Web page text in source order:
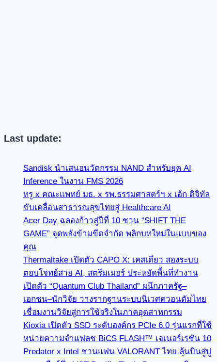
Last update:
Sandisk นำเสนอนวัตกรรม NAND สำหรับยุค AI
Inference ในงาน FMS 2026
ทรู x คณะแพทย์ มธ. x รพ.ธรรมศาสตร์ฯ x เอ้ก ดิจิทัล
ขับเคลื่อนสาธารณสุขไทยสู่ Healthcare AI
Acer Day ฉลองก้าวสู่ปีที่ 10 ชวน “SHIFT THE
GAME” จุดพลังข้ามขีดจำกัด พลิกบทใหม่ในแบบของ
คุณ
Thermaltake เปิดตัว CAPO X: เคสเดียว สองระบบ
ตอบโจทย์สาย AI, สตรีมเมอร์ ประหยัดพื้นที่ทำงาน
เปิดตัว “Quantum Club Thailand” ผนึกภาครัฐ–
เอกชน–นักวิจัย วางรากฐานระบบนิเวศควอนตัมไทย
เชื่อมงานวิจัยสู่การใช้จริงในภาคอุตสาหกรรม
Kioxia เปิดตัว SSD ระดับองค์กร PCIe 6.0 รุ่นแรกที่ใช้
หน่วยความจำแฟลช BiCS FLASH™ เจเนอร์เรชัน 10
Predator x Intel ชวนแฟน VALORANT ไทย ลุ้นบินสู่ปู